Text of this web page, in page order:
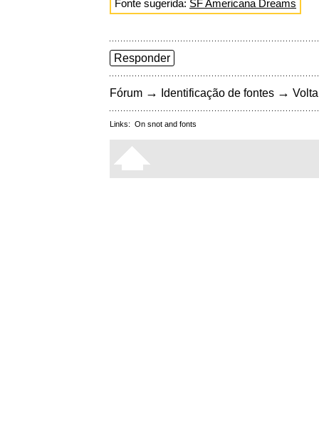
Fonte sugerida: SF Americana Dreams
Responder
Fórum → Identificação de fontes →
Links: On snot and fonts